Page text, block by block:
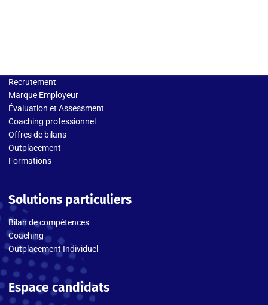
Recrutement
Marque Employeur
Évaluation et Assessment
Coaching professionnel
Offres de bilans
Outplacement
Formations
Solutions particuliers
Bilan de compétences
Coaching
Outplacement Individuel
Espace candidats